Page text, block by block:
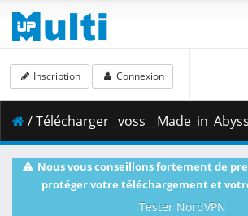
Inscription Connexion
/ Télécharger _voss__Made_in_Abyss_-_06__BD_1080p_x264_FLAC___00000006_.mkv.002 (
Nous vous conseillons fortement de
protéger votre téléchargement et
Tester NordVPN